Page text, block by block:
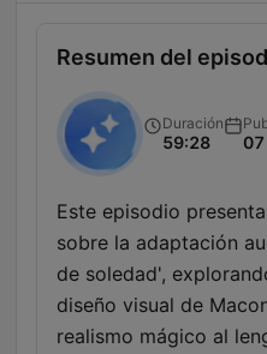
Resumen del
Duración
59:28
Este episodio
sobre la adaptación
de soledad',
diseño visual de
realismo mágico al